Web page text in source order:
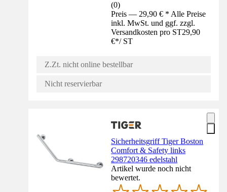
(0)
Preis — 29,90 € * Alle Preise
inkl. MwSt. und ggf. zzgl.
Versandkosten pro ST29,90
€*/ ST
Z.Zt. nicht online bestellbar
Nicht reservierbar
Sicherheitsgriff Tiger Boston
Comfort & Safety links
298720346 edelstahl
Artikel wurde noch nicht
bewertet.